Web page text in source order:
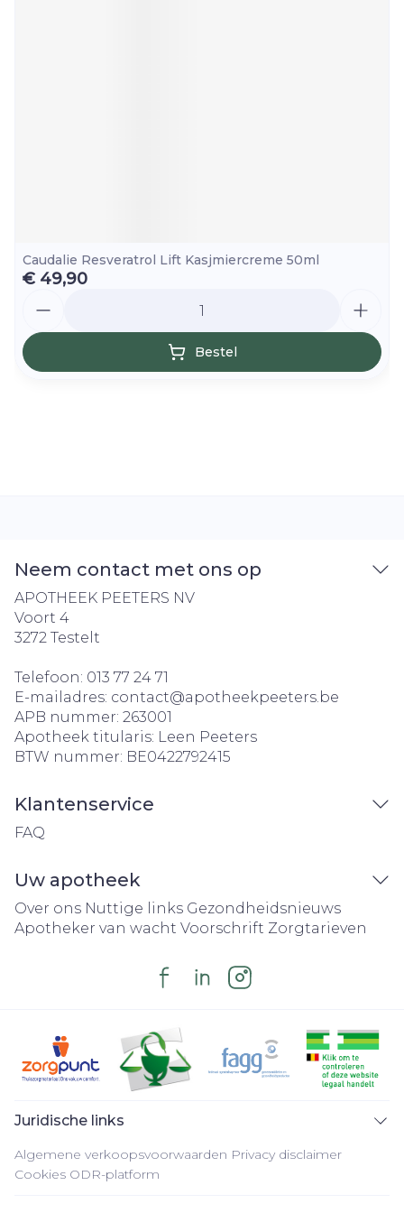
Caudalie Resveratrol Lift Kasjmiercreme 50ml
€ 49,90
Bestel
Neem contact met ons op
APOTHEEK PEETERS NV
Voort 4
3272 Testelt
Telefoon: 013 77 24 71
E-mailadres: contact@apotheekpeeters.be
APB nummer: 263001
Apotheek titularis: Leen Peeters
BTW nummer: BE0422792415
Klantenservice
FAQ
Uw apotheek
Over ons Nuttige links Gezondheidsnieuws
Apotheker van wacht Voorschrift Zorgtarieven
Juridische links
Algemene verkoopsvoorwaarden Privacy disclaimer
Cookies ODR-platform